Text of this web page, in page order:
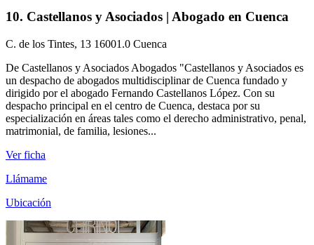
10. Castellanos y Asociados | Abogado en Cuenca
C. de los Tintes, 13 16001.0 Cuenca
De Castellanos y Asociados Abogados "Castellanos y Asociados es
un despacho de abogados multidisciplinar de Cuenca fundado y
dirigido por el abogado Fernando Castellanos López. Con su
despacho principal en el centro de Cuenca, destaca por su
especialización en áreas tales como el derecho administrativo, penal,
matrimonial, de familia, lesiones...
Ver ficha
Llámame
Ubicación